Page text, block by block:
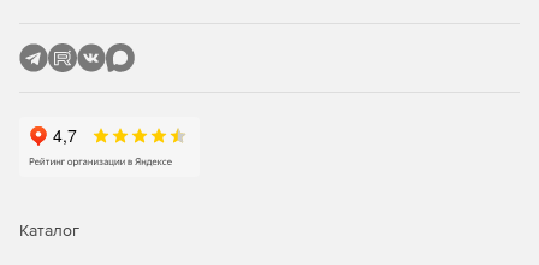
Каталог